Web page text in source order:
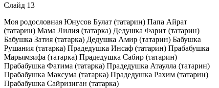
Слайд 13
Моя родословная Юнусов Булат (татарин) Папа Айрат
(татарин) Мама Лилия (татарка) Дедушка Фарит (татарин)
Бабушка Затия (татарка) Дедушка Амир (татарин) Бабушка
Рушания (татарка) Прадедушка Инсаф (татарин) Прабабушка
Марьямзифа (татарка) Прадедушка Сабир (татарин)
Прабабушка Фатима (татарка) Прадедушка Атаулла (татарин)
Прабабушка Максума (татарка) Прадедушка Рахим (татарин)
Прабабушка Сайризиган (татарка)